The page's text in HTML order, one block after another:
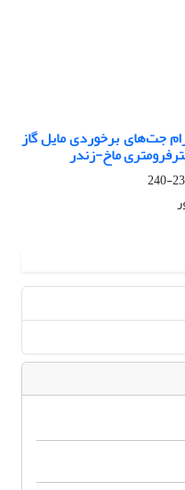
جت‌های برخوردی مایل گاز
ماخ-زندر